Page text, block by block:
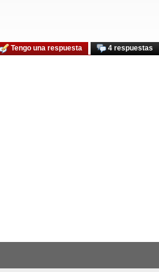
4 respuestas
Tengo una respuesta